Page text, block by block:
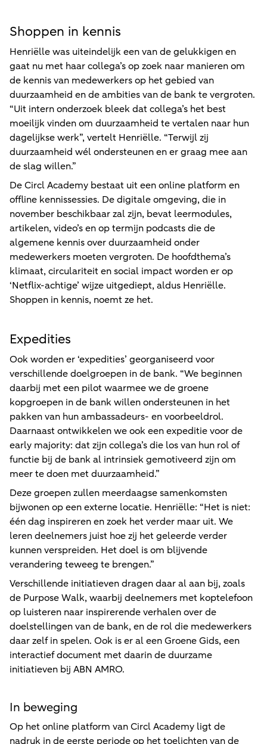
Shoppen in kennis
Henriëlle was uiteindelijk een van de gelukkigen en
gaat nu met haar collega’s op zoek naar manieren om
de kennis van medewerkers op het gebied van
duurzaamheid en de ambities van de bank te vergroten.
“Uit intern onderzoek bleek dat collega’s het best
moeilijk vinden om duurzaamheid te vertalen naar hun
dagelijkse werk”, vertelt Henriëlle. “Terwijl zij
duurzaamheid wél ondersteunen en er graag mee aan
de slag willen.”
De Circl Academy bestaat uit een online platform en
offline kennissessies. De digitale omgeving, die in
november beschikbaar zal zijn, bevat leermodules,
artikelen, video’s en op termijn podcasts die de
algemene kennis over duurzaamheid onder
medewerkers moeten vergroten. De hoofdthema’s
klimaat, circulariteit en social impact worden er op
‘Netflix-achtige’ wijze uitgediept, aldus Henriëlle.
Shoppen in kennis, noemt ze het.
Expedities
Ook worden er ‘expedities’ georganiseerd voor
verschillende doelgroepen in de bank. “We beginnen
daarbij met een pilot waarmee we de groene
kopgroepen in de bank willen ondersteunen in het
pakken van hun ambassadeurs- en voorbeeldrol.
Daarnaast ontwikkelen we ook een expeditie voor de
early majority: dat zijn collega’s die los van hun rol of
functie bij de bank al intrinsiek gemotiveerd zijn om
meer te doen met duurzaamheid.”
Deze groepen zullen meerdaagse samenkomsten
bijwonen op een externe locatie. Henriëlle: “Het is niet:
één dag inspireren en zoek het verder maar uit. We
leren deelnemers juist hoe zij het geleerde verder
kunnen verspreiden. Het doel is om blijvende
verandering teweeg te brengen.”
Verschillende initiatieven dragen daar al aan bij, zoals
de Purpose Walk, waarbij deelnemers met koptelefoon
op luisteren naar inspirerende verhalen over de
doelstellingen van de bank, en de rol die medewerkers
daar zelf in spelen. Ook is er al een Groene Gids, een
interactief document met daarin de duurzame
initiatieven bij ABN AMRO.
In beweging
Op het online platform van Circl Academy ligt de
nadruk in de eerste periode op het toelichten van de